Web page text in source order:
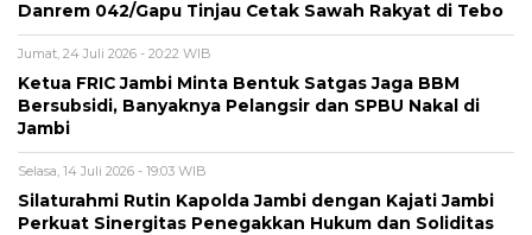
Danrem 042/Gapu Tinjau Cetak Sawah Rakyat di Tebo
Jumat, 24 Juli 2026 - 20:22 WIB
Ketua FRIC Jambi Minta Bentuk Satgas Jaga BBM
Bersubsidi, Banyaknya Pelangsir dan SPBU Nakal di
Jambi
Selasa, 14 Juli 2026 - 19:03 WIB
Silaturahmi Rutin Kapolda Jambi dengan Kajati Jambi
Perkuat Sinergitas Penegakkan Hukum dan Soliditas